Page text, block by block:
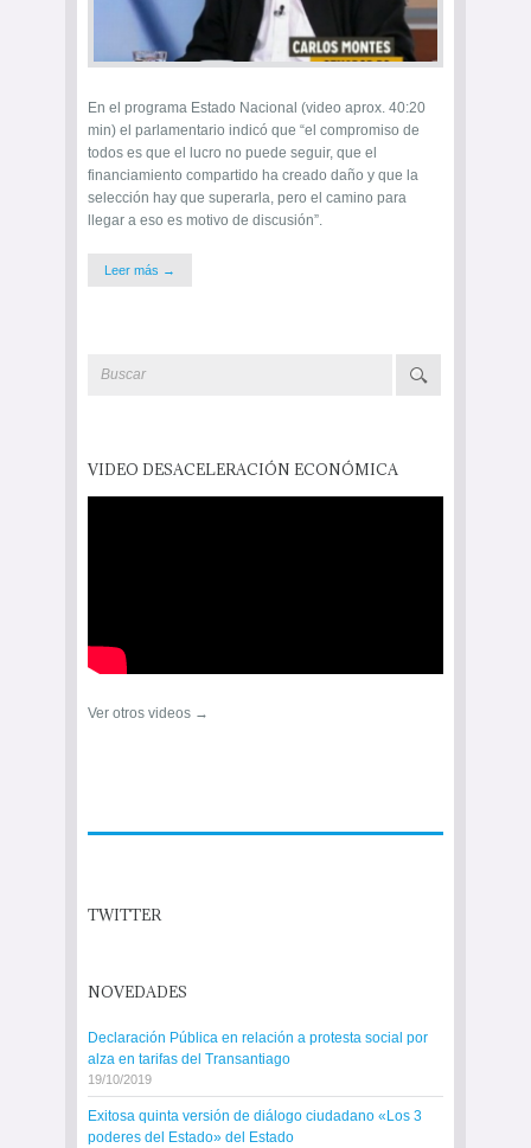
En el programa Estado Nacional (video aprox. 40:20
min) el parlamentario indicó que “el compromiso de
todos es que el lucro no puede seguir, que el
financiamiento compartido ha creado daño y que la
selección hay que superarla, pero el camino para
llegar a eso es motivo de discusión”.
Leer más →
VIDEO DESACELERACIÓN ECONÓMICA
Ver otros videos →
TWITTER
NOVEDADES
Declaración Pública en relación a protesta social por
alza en tarifas del Transantiago
19/10/2019
Exitosa quinta versión de diálogo ciudadano «Los 3
poderes del Estado» del Estado